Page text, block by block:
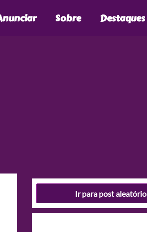
Sobre Destaques
Ir para post aleatório